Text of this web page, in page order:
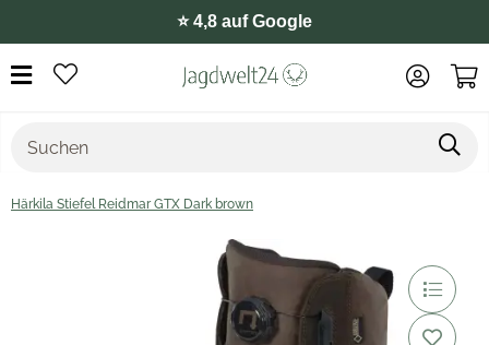
⭐️ 4,8 auf Google
Härkila Stiefel Reidmar GTX Dark brown